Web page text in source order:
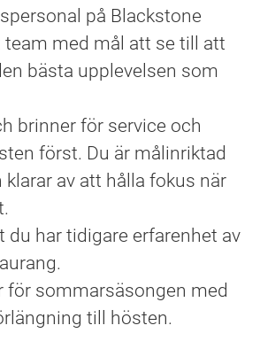
på Blackstone
team med mål att se till att
bästa upplevelsen som
brinner för service och
först. Du är målinriktad
klarar av att hålla fokus när
du har tidigare erfarenhet av
för sommarsäsongen med
till hösten.